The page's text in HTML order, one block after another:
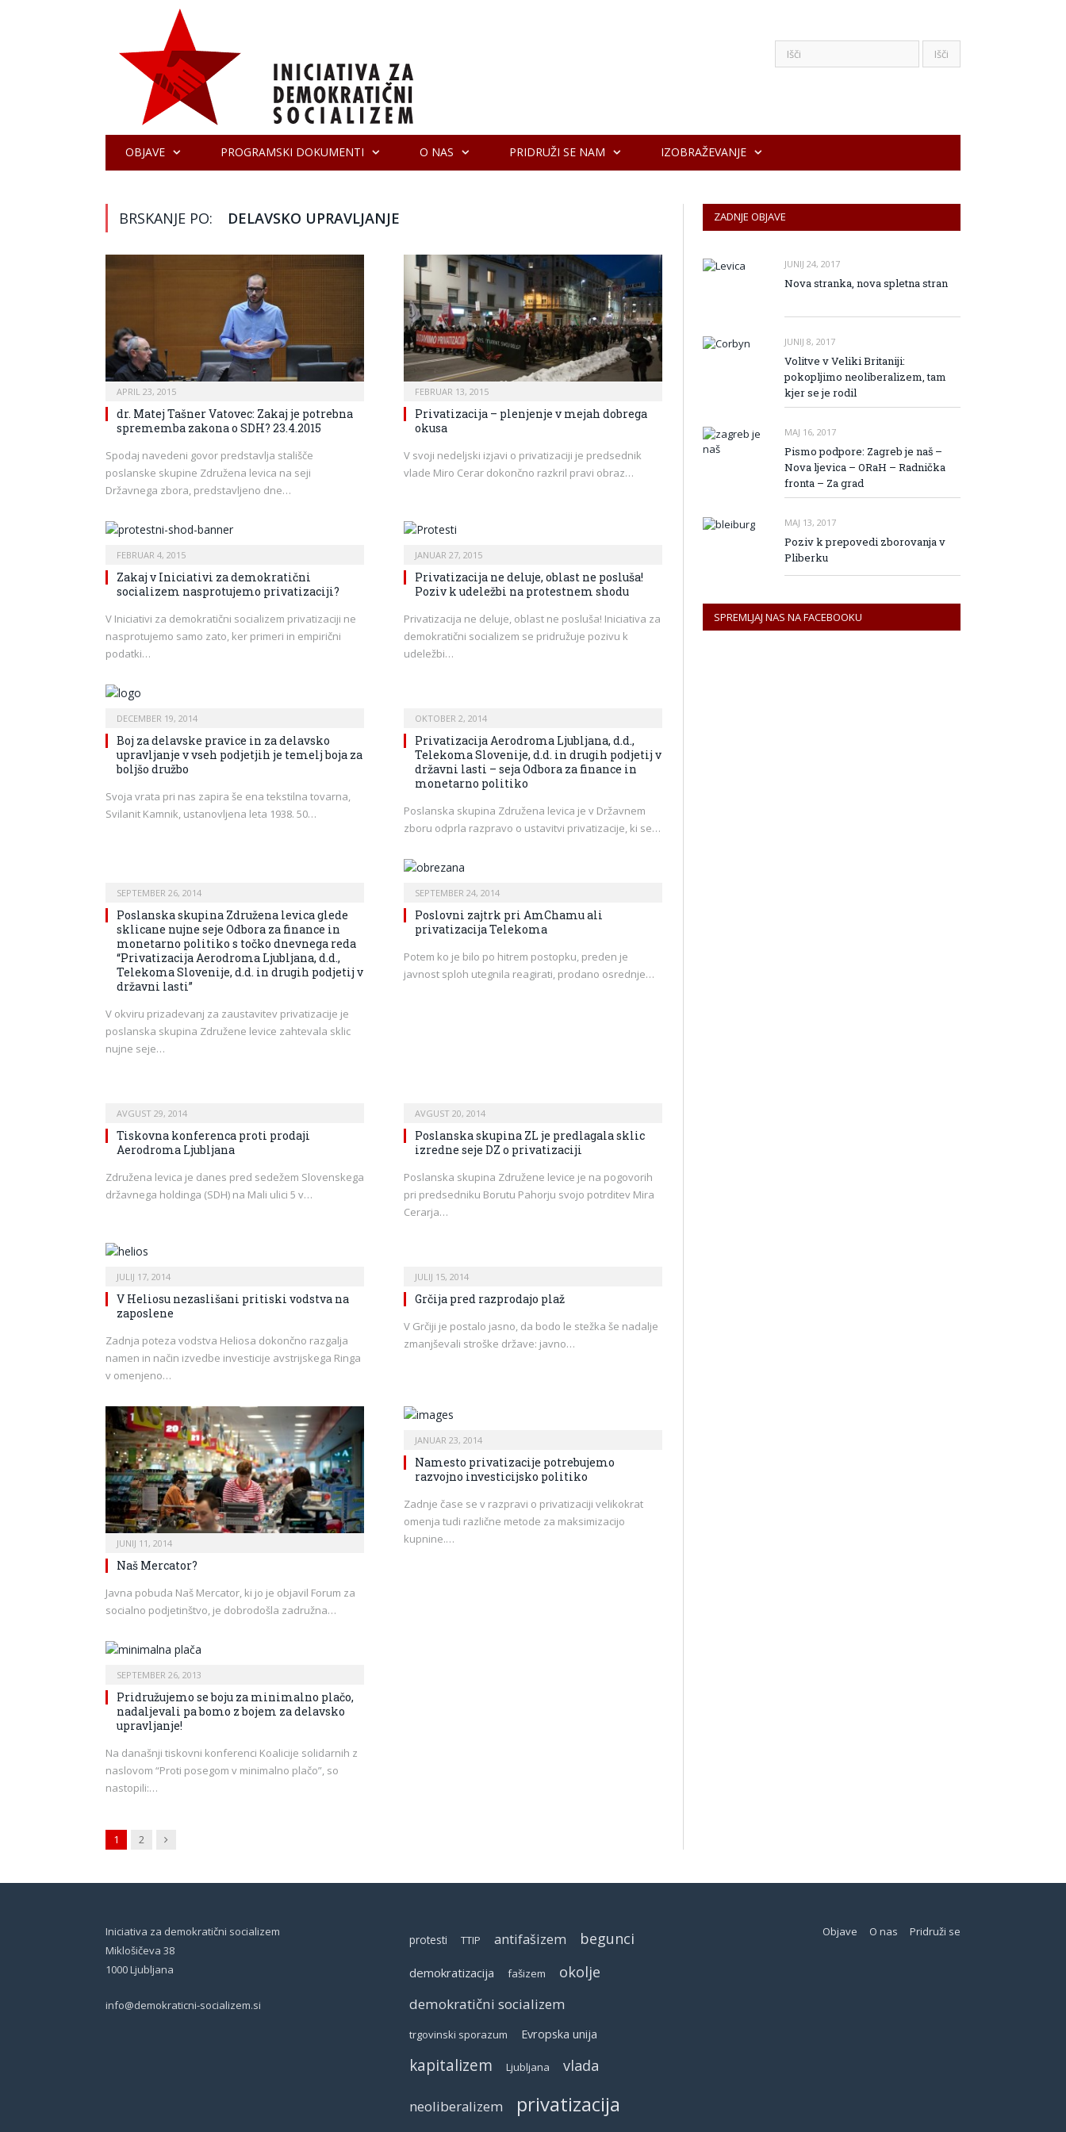
OBJAVE PROGRAMSKI DOKUMENTI O NAS PRIDRUŽI SE NAM IZOBRAŽEVANJE
BRSKANJE PO: DELAVSKO UPRAVLJANJE
APRIL 23, 2015
dr. Matej Tašner Vatovec: Zakaj je potrebna
sprememba zakona o SDH? 23.4.2015
Spodaj navedeni govor predstavlja stališče
poslanske skupine Združena levica na seji
Državnega zbora, predstavljeno dne…
FEBRUAR 13, 2015
Privatizacija – plenjenje v mejah dobrega
okusa
V svoji nedeljski izjavi o privatizaciji je predsednik
vlade Miro Cerar dokončno razkril pravi obraz…
FEBRUAR 4, 2015
Zakaj v Iniciativi za demokratični
socializem nasprotujemo privatizaciji?
V Iniciativi za demokratični socializem privatizaciji ne
nasprotujemo samo zato, ker primeri in empirični
podatki…
JANUAR 27, 2015
Privatizacija ne deluje, oblast ne posluša!
Poziv k udeležbi na protestnem shodu
Privatizacija ne deluje, oblast ne posluša! Iniciativa za
demokratični socializem se pridružuje pozivu k
udeležbi…
DECEMBER 19, 2014
Boj za delavske pravice in za delavsko
upravljanje v vseh podjetjih je temelj boja za
boljšo družbo
Svoja vrata pri nas zapira še ena tekstilna tovarna,
Svilanit Kamnik, ustanovljena leta 1938. 50…
OKTOBER 2, 2014
Privatizacija Aerodroma Ljubljana, d.d.,
Telekoma Slovenije, d.d. in drugih podjetij v
državni lasti – seja Odbora za finance in
monetarno politiko
Poslanska skupina Združena levica je v Državnem
zboru odprla razpravo o ustavitvi privatizacije, ki se…
SEPTEMBER 26, 2014
Poslanska skupina Združena levica glede
sklicane nujne seje Odbora za finance in
monetarno politiko s točko dnevnega reda
“Privatizacija Aerodroma Ljubljana, d.d.,
Telekoma Slovenije, d.d. in drugih podjetij v
državni lasti”
V okviru prizadevanj za zaustavitev privatizacije je
poslanska skupina Združene levice zahtevala sklic
nujne seje…
SEPTEMBER 24, 2014
Poslovni zajtrk pri AmChamu ali
privatizacija Telekoma
Potem ko je bilo po hitrem postopku, preden je
javnost sploh utegnila reagirati, prodano osrednje…
AVGUST 29, 2014
Tiskovna konferenca proti prodaji
Aerodroma Ljubljana
Združena levica je danes pred sedežem Slovenskega
državnega holdinga (SDH) na Mali ulici 5 v…
AVGUST 20, 2014
Poslanska skupina ZL je predlagala sklic
izredne seje DZ o privatizaciji
Poslanska skupina Združene levice je na pogovorih
pri predsedniku Borutu Pahorju svojo potrditev Mira
Cerarja…
JULIJ 17, 2014
V Heliosu nezaslišani pritiski vodstva na
zaposlene
Zadnja poteza vodstva Heliosa dokončno razgalja
namen in način izvedbe investicije avstrijskega Ringa
v omenjeno…
JULIJ 15, 2014
Grčija pred razprodajo plaž
V Grčiji je postalo jasno, da bodo le stežka še nadalje
zmanjševali stroške države: javno…
JUNIJ 11, 2014
Naš Mercator?
Javna pobuda Naš Mercator, ki jo je objavil Forum za
socialno podjetinštvo, je dobrodošla zadružna…
JANUAR 23, 2014
Namesto privatizacije potrebujemo
razvojno investicijsko politiko
Zadnje čase se v razpravi o privatizaciji velikokrat
omenja tudi različne metode za maksimizacijo
kupnine.…
SEPTEMBER 26, 2013
Pridružujemo se boju za minimalno plačo,
nadaljevali pa bomo z bojem za delavsko
upravljanje!
Na današnji tiskovni konferenci Koalicije solidarnih z
naslovom “Proti posegom v minimalno plačo”, so
nastopili:…
1 2 Next
ZADNJE OBJAVE
JUNIJ 24, 2017
Nova stranka, nova spletna stran
JUNIJ 8, 2017
Volitve v Veliki Britaniji:
pokopljimo neoliberalizem, tam
kjer se je rodil
MAJ 16, 2017
Pismo podpore: Zagreb je naš –
Nova ljevica – ORaH – Radnička
fronta – Za grad
MAJ 13, 2017
Poziv k prepovedi zborovanja v
Pliberku
SPREMLJAJ NAS NA FACEBOOKU
Iniciativa za demokratični socializem
Miklošičeva 38
1000 Ljubljana
info@demokraticni-socializem.si
protesti TTIP antifašizem begunci
demokratizacija fašizem okolje
demokratični socializem
trgovinski sporazum Evropska unija
kapitalizem Ljubljana vlada
neoliberalizem privatizacija
Objave O nas Pridruži se